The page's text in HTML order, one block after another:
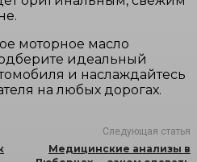
моторное масло
идеальный
и наслаждайтесь
на любых дорогах.
Следующая статья
Медицинские анализы в